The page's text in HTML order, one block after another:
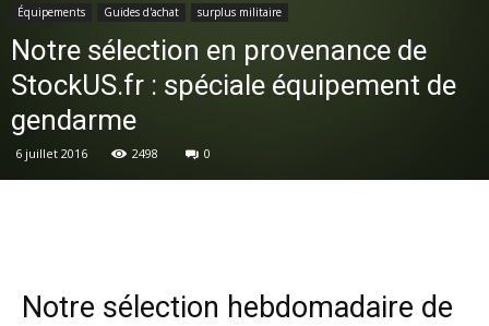
Équipements Guides d'achat surplus militaire
Notre sélection en provenance de
StockUS.fr : spéciale équipement de
gendarme
6 juillet 2016 2498 0
Notre sélection hebdomadaire de